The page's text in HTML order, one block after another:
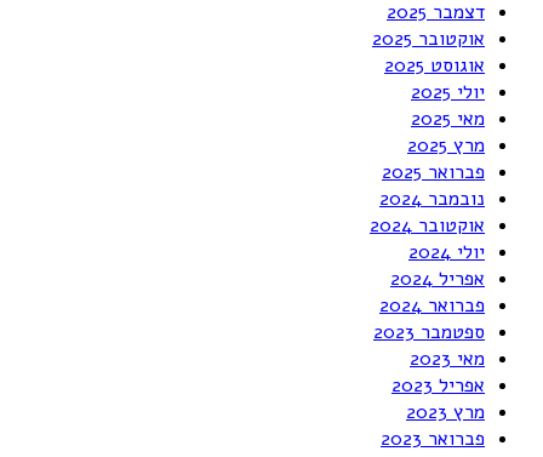
דצמבר 2025
אוקטובר 2025
אוגוסט 2025
יולי 2025
מאי 2025
מרץ 2025
פברואר 2025
נובמבר 2024
אוקטובר 2024
יולי 2024
אפריל 2024
פברואר 2024
ספטמבר 2023
מאי 2023
אפריל 2023
מרץ 2023
פברואר 2023